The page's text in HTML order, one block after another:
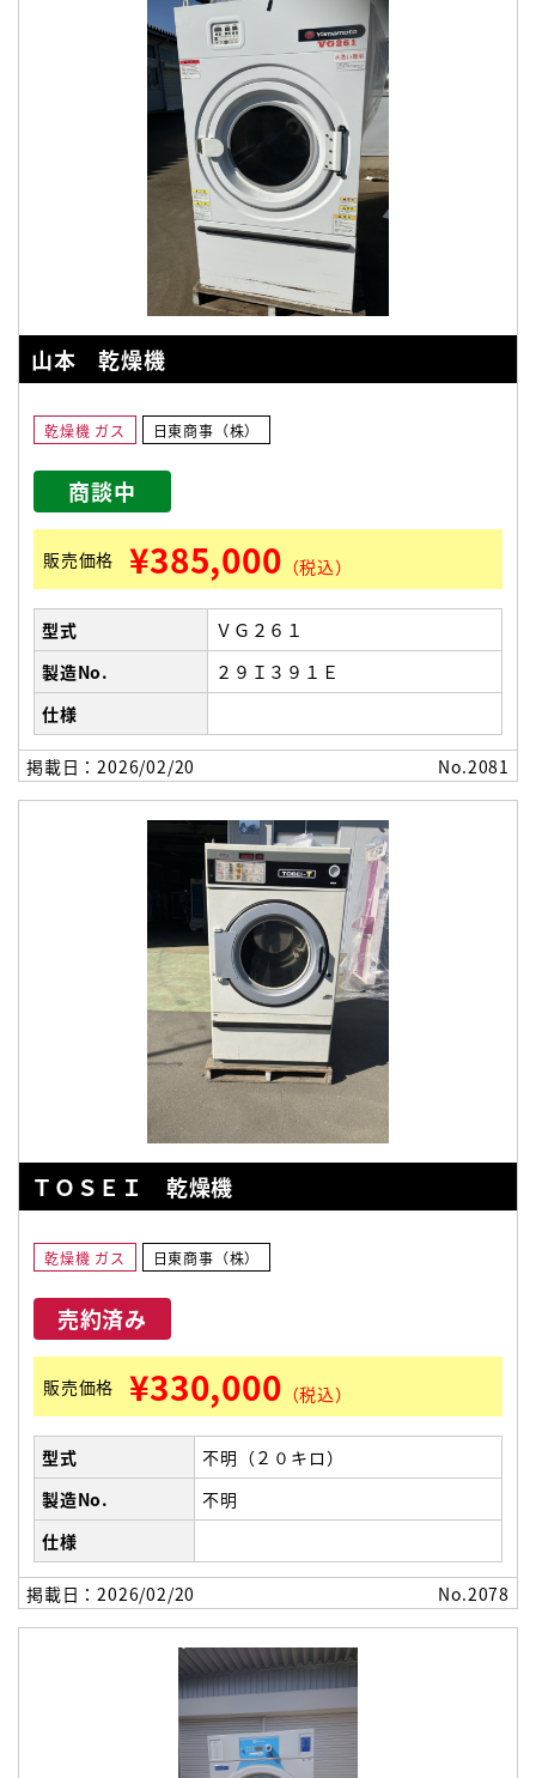
山本 乾燥機
乾燥機 ガス 日東商事（株）
商談中
販売価格 ¥385,000 （税込）
型式
ＶＧ２６１
製造No.
２９Ｉ３９１Ｅ
仕様
掲載日：2026/02/20 No.2081
ＴＯＳＥＩ 乾燥機
乾燥機 ガス 日東商事（株）
売約済み
販売価格 ¥330,000 （税込）
型式
不明（２０キロ）
製造No.
不明
仕様
掲載日：2026/02/20 No.2078